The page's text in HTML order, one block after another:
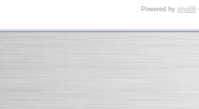
Powered by phpBB